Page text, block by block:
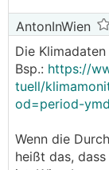
AntonInWien
Die
Bsp.: https://
tuell/
od=period-
Wenn die
heißt das,